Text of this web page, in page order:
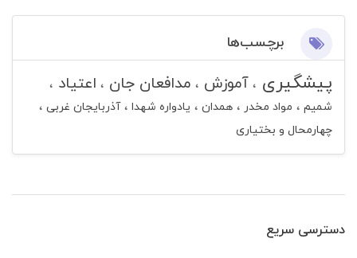
برچسب‌ها
پیشگیری آموزش مدافعان جان اعتیاد
شمیم مواد مخدر همدان یادواره شهدا
آذربایجان غربی
چهارمحال و بختیاری
دسترسی سریع